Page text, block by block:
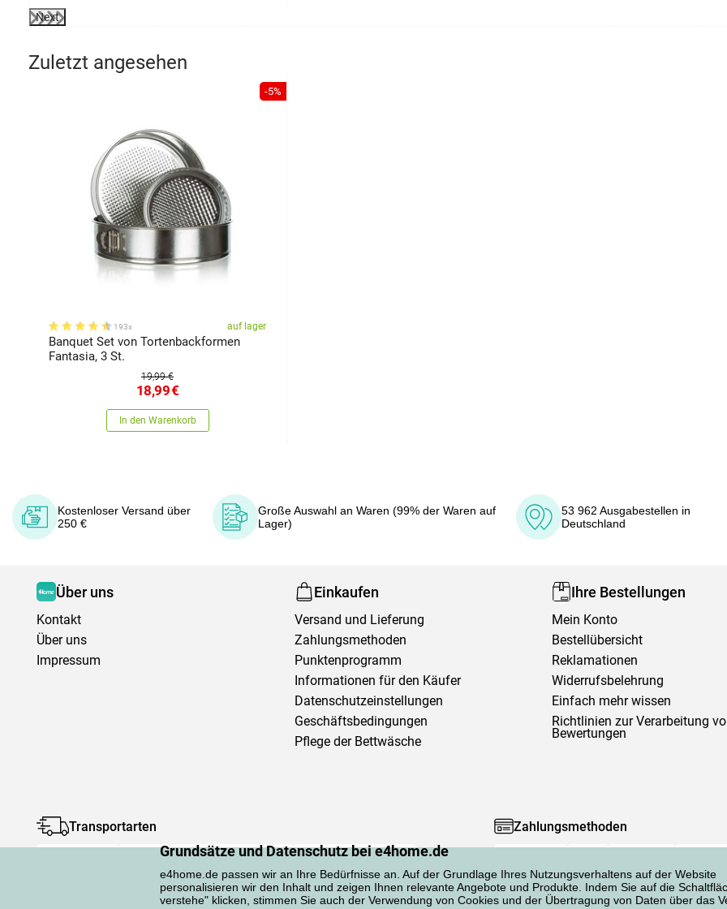
Grundsätze und Datenschutz bei e4home.de
e4home.de passen wir an Ihre Bedürfnisse an. Auf der Grundlage Ihres Nutzungsverhaltens auf der Website
personalisieren wir den Inhalt und zeigen Ihnen relevante Angebote und Produkte. Indem Sie auf die
verstehe" klicken, stimmen Sie auch der Verwendung von Cookies und der Übertragung von Daten über das
Next
Zuletzt angesehen
-5%
193x auf lager
Banquet Set von Tortenbackformen
Fantasia, 3 St.
19,99 €
18,99€
In den Warenkorb
Kostenloser Versand über
250 €
Große Auswahl an Waren (99% der Waren auf
Lager)
53 962 Ausgabestellen in
Deutschland
Über uns
Kontakt
Über uns
Impressum
Einkaufen
Versand und Lieferung
Zahlungsmethoden
Punktenprogramm
Informationen für den Käufer
Datenschutzeinstellungen
Geschäftsbedingungen
Pflege der Bettwäsche
Ihre Bestellungen
Mein Konto
Bestellübersicht
Reklamationen
Widerrufsbelehrung
Einfach mehr wissen
Richtlinien zur Verarbeitung
Bewertungen
Transportarten Zahlungsmethoden